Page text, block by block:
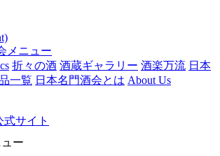
メニュー
折々の酒 酒蔵ギャラリー 酒楽万流 日本
一覧 日本名門酒会とは About Us
ー